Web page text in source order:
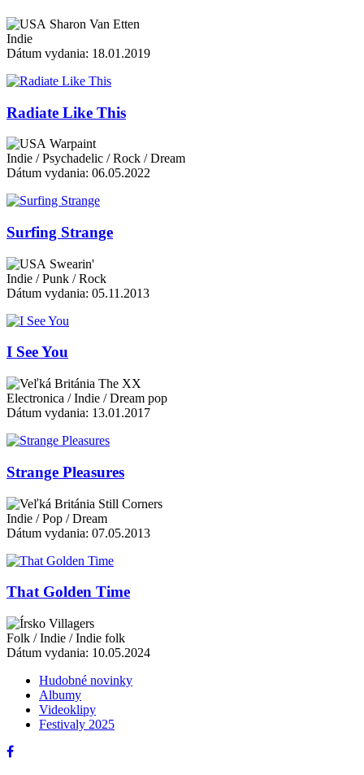
Sharon Van Etten
Indie
Dátum vydania: 18.01.2019
Radiate Like This
Warpaint
Indie / Psychadelic / Rock / Dream
Dátum vydania: 06.05.2022
Surfing Strange
Swearin'
Indie / Punk / Rock
Dátum vydania: 05.11.2013
I See You
The XX
Electronica / Indie / Dream pop
Dátum vydania: 13.01.2017
Strange Pleasures
Still Corners
Indie / Pop / Dream
Dátum vydania: 07.05.2013
That Golden Time
Villagers
Folk / Indie / Indie folk
Dátum vydania: 10.05.2024
Hudobné novinky
Albumy
Videoklipy
Festivaly 2025